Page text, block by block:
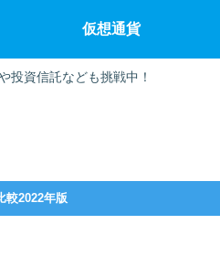
投資信託なども挑戦中！
仮想通貨
較2022年版